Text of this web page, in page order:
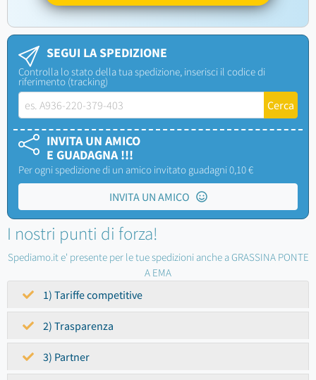
SEGUI LA SPEDIZIONE
Controlla lo stato della tua spedizione, inserisci il codice di
riferimento (tracking)
INVITA UN AMICO
E GUADAGNA !!!
Per ogni spedizione di un amico invitato guadagni 0,10 €
INVITA UN AMICO
I nostri punti di forza!
Spediamo.it e' presente per le tue spedizioni anche a GRASSINA PONTE
A EMA
1) Tariffe competitive
2) Trasparenza
3) Partner